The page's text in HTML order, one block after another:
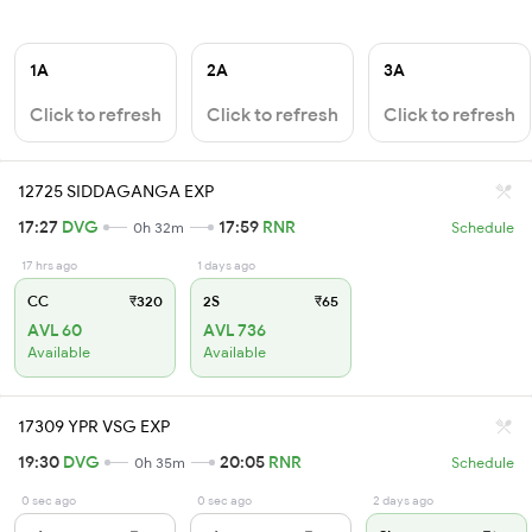
1A
Click to refresh
2A
Click to refresh
3A
Click to refresh
12725 SIDDAGANGA EXP
17:27 DVG 0h 32m 17:59 RNR Schedule
17 hrs ago
CC ₹320
AVL 60
Available
1 days ago
2S ₹65
AVL 736
Available
17309 YPR VSG EXP
19:30 DVG 0h 35m 20:05 RNR Schedule
0 sec ago 0 sec ago 2 days ago